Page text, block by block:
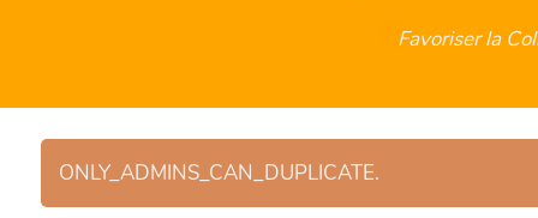
Favoriser la
ONLY_ADMINS_CAN_DUPLICATE.